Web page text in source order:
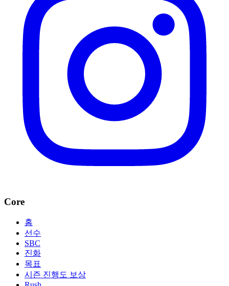
Core
홈
선수
SBC
진화
목표
시즌 진행도 보상